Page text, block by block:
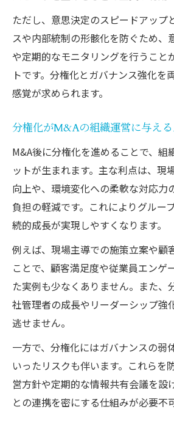
ただし、意思決定のスピードアップ
スや内部統制の形骸化を防ぐため、
や定期的なモニタリングを行うこと
トです。分権化とガバナンス強化を
感覚が求められます。
分権化がM&Aの組織運営に与える
M&A後に分権化を進めることで、組
ットが生まれます。主な利点は、現
向上や、環境変化への柔軟な対応力
負担の軽減です。これによりグルー
続的成長が実現しやすくなります。
例えば、現場主導での施策立案や顧
ことで、顧客満足度や従業員エンゲ
た実例も少なくありません。また、
社管理者の成長やリーダーシップ強
逃せません。
一方で、分権化にはガバナンスの弱
いったリスクも伴います。これらを
営方針や定期的な情報共有会議を設
との連携を密にする仕組みが必要不